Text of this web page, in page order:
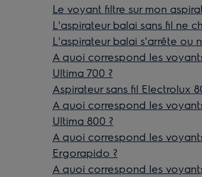
Le voyant filtre sur mon
L'aspirateur balai sans fil ne
L'aspirateur balai s'arrête ou
A quoi correspond les
Ultima 700 ?
Aspirateur sans fil Electrolux
A quoi correspond les
Ultima 800 ?
A quoi correspond les
Ergorapido ?
A quoi correspond les